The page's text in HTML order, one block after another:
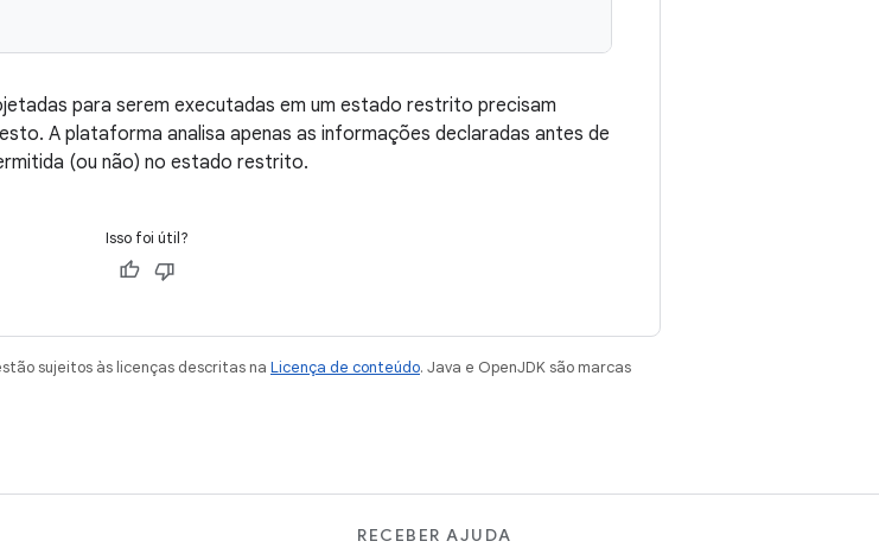
para serem executadas em um estado restrito precisam
A plataforma analisa apenas as informações declaradas antes de
(ou não) no estado restrito.
Isso foi útil?
sujeitos às licenças descritas na Licença de conteúdo. Java e OpenJDK são marcas
RECEBER AJUDA